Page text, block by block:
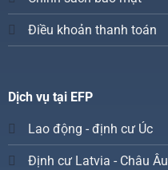
Điều khoản thanh toán
Dịch vụ tại EFP
Lao động - định cư Úc
Định cư Latvia - Châu Âu